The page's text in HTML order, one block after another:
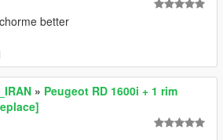
chorme better
» Peugeot RD 1600i + 1 rim